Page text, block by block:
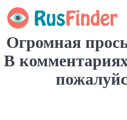
Огромная
В